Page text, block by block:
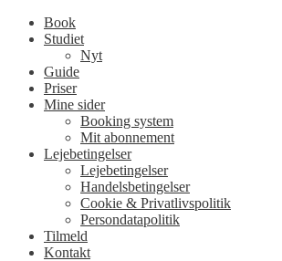
Book
Studiet
Nyt
Guide
Priser
Mine sider
Booking system
Mit abonnement
Lejebetingelser
Lejebetingelser
Handelsbetingelser
Cookie & Privatlivspolitik
Persondatapolitik
Tilmeld
Kontakt